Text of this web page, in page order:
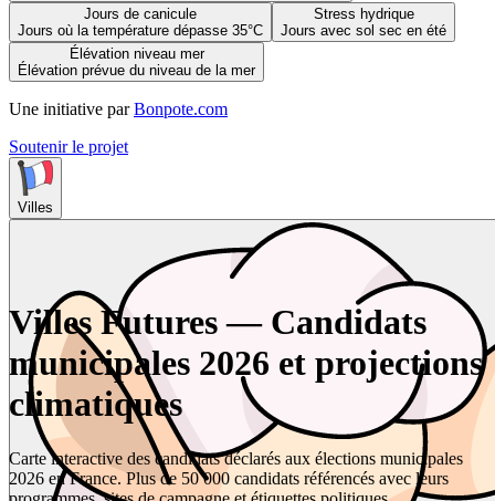
Jours de canicule
Jours où la température dépasse 35°C
Stress hydrique
Jours avec sol sec en été
Élévation niveau mer
Élévation prévue du niveau de la mer
Une initiative par Bonpote.com
Soutenir le projet
Villes
Villes Futures — Candidats
municipales 2026 et projections
climatiques
Carte interactive des candidats déclarés aux élections municipales
2026 en France. Plus de 50 000 candidats référencés avec leurs